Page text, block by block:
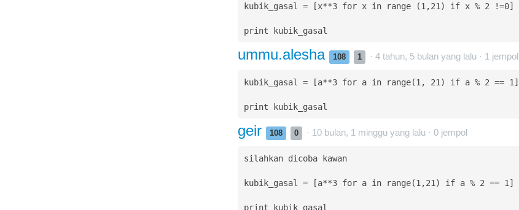
kubik_gasal = [x**3 for x in range (1,21) if x % 2 !=0]
print kubik_gasal
ummu.alesha 108 1 · 4 tahun, 5 bulan yang lalu · 1 jempol
kubik_gasal = [a**3 for a in range(1, 21) if a % 2 == 1]
print kubik_gasal
geir 108 0 · 10 bulan, 1 minggu yang lalu · 0 jempol
silahkan dicoba kawan
kubik_gasal = [a**3 for a in range(1,21) if a % 2 == 1]
print kubik_gasal